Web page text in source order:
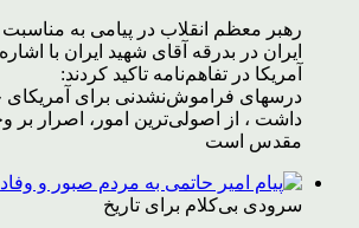
رهبر معظم انقلاب در پیامی به
ایران در بدرقه آقای شهید ایران با
آمریکا در تفاهم‌نامه تاکید کردند:
درسهای فراموش‌نشدنی برای آمریکای
داشت ، از اصولی‌ترین امور، اصرار بر
مقدس است
سرودی بی‌کلام برای تاریخ